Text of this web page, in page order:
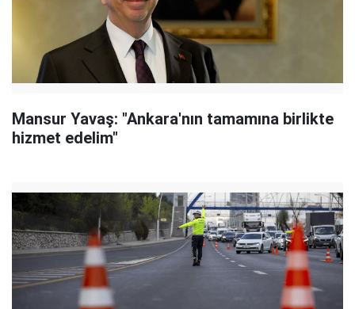
Mansur Yavaş: "Ankara'nın tamamına birlikte
hizmet edelim"